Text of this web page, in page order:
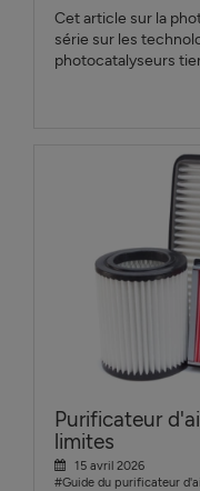
Cet article sur la
série sur les
photocatalyseurs
Purificateur
limites
15 avril 2026
#Guide du purificateur